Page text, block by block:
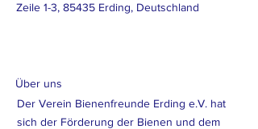
Zeile 1-3, 85435 Erding, Deutschland
Über uns
Der Verein Bienenfreunde Erding e.V. hat
sich der Förderung der Bienen und dem